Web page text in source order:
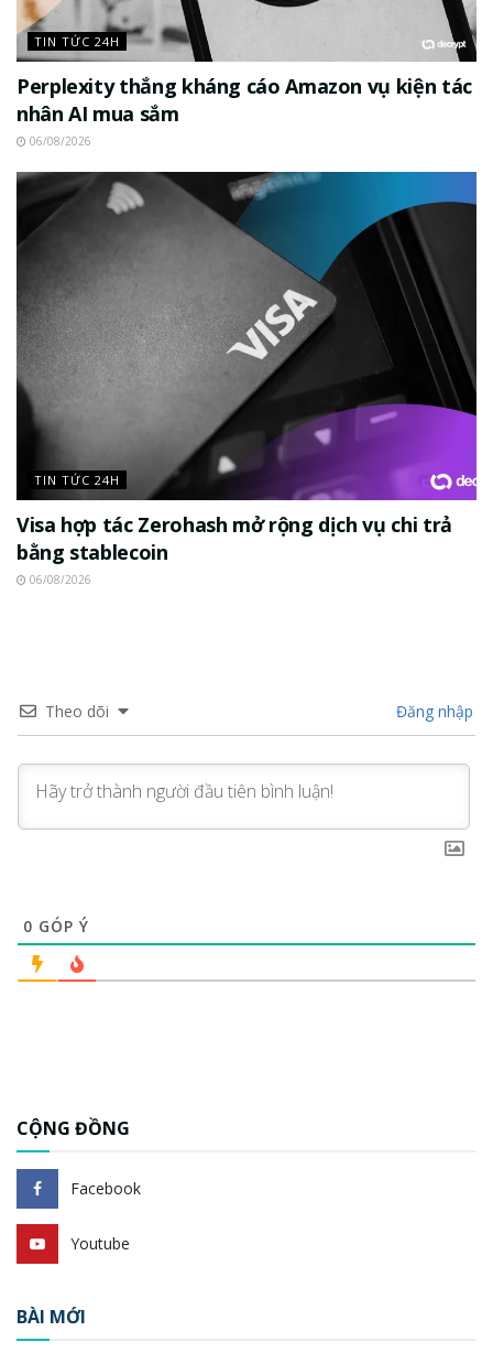
TIN TỨC 24H
Perplexity thắng kháng cáo Amazon vụ kiện tác
nhân AI mua sắm
06/08/2026
TIN TỨC 24H
Visa hợp tác Zerohash mở rộng dịch vụ chi trả
bằng stablecoin
06/08/2026
Theo dõi Đăng nhập
0 GÓP Ý
CỘNG ĐỒNG
Facebook
Youtube
BÀI MỚI